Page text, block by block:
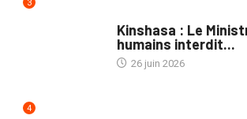
3
Kinshasa : Le
humains interdit...
26 juin 2026
4